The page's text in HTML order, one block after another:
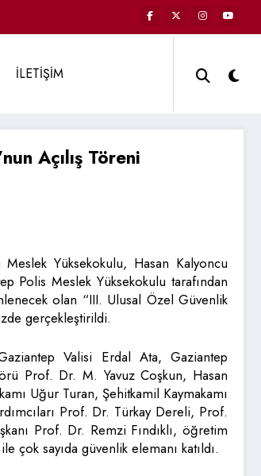
İLETİŞİM
Açılış Töreni
Yüksekokulu, Hasan Kalyoncu
Polis Meslek Yüksekokulu tarafından
olan “III. Ulusal Özel Güvenlik
gerçekleştirildi.
Valisi Erdal Ata, Gaziantep
Prof. Dr. M. Yavuz Coşkun, Hasan
Uğur Turan, Şehitkamil Kaymakamı
Prof. Dr. Türkay Dereli, Prof.
Prof. Dr. Remzi Fındıklı, öğretim
sayıda güvenlik elemanı katıldı.